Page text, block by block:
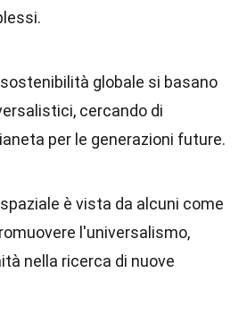
globale si basano
cercando di
per le generazioni future.
è vista da alcuni come
l'universalismo,
nella ricerca di nuove